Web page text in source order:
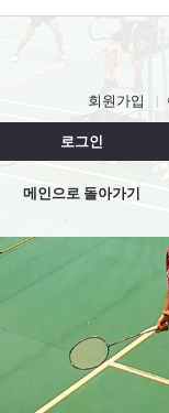
회원가입
로그인
메인으로 돌아가기